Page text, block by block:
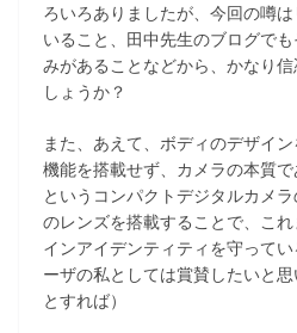
ろいろありましたが、今回の噂
いること、田中先生のブログで
みがあることなどから、かなり
しょうか？
また、あえて、ボディのデザイ
機能を搭載せず、カメラの本質
というコンパクトデジタルカメ
のレンズを搭載することで、こ
インアイデンティティを守って
ーザの私としては賞賛したいと
とすれば）